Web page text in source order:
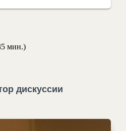
мин.)
дискуссии